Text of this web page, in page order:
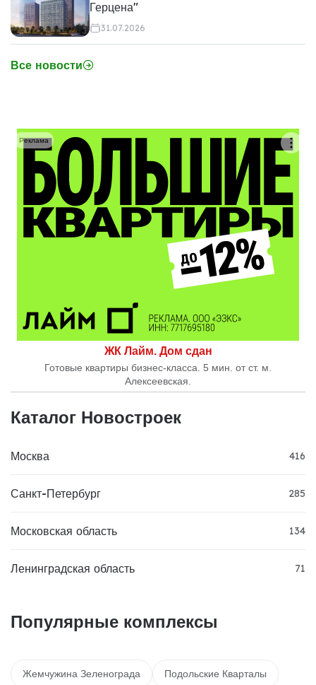
Герцена"
31.07.2026
Все новости
ЖК Лайм. Дом сдан
Готовые квартиры бизнес-класса. 5 мин. от ст. м.
Алексеевская.
Реклама
Каталог Новостроек
Москва 416
Санкт-Петербург 285
Московская область 134
Ленинградская область 71
Популярные комплексы
Жемчужина Зеленограда Подольские Кварталы